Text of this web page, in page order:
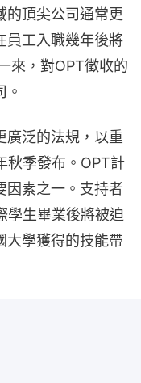
的頂尖公司通常更
員工入職幾年後將
來，對OPT徵收的
廣泛的法規，以重
秋季發布。OPT計
因素之一。支持者
學生畢業後將被迫
大學獲得的技能帶